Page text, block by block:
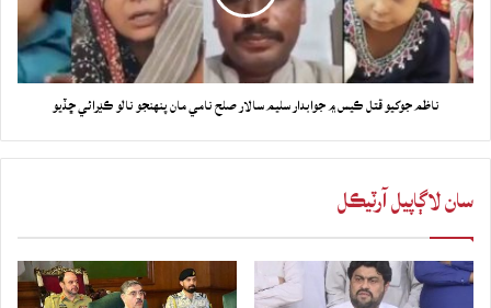
ناظم جوکيو قتل ڪيس ۾ جوابدار سليم سالار صلح نامي مان پنهنجو نالو ڪڍرائي ڇڏيو
سان لاڳاپيل آرٽيڪل